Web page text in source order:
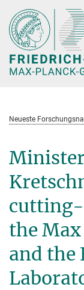
Hauptinhalt
Neueste
cutting-
the
and the